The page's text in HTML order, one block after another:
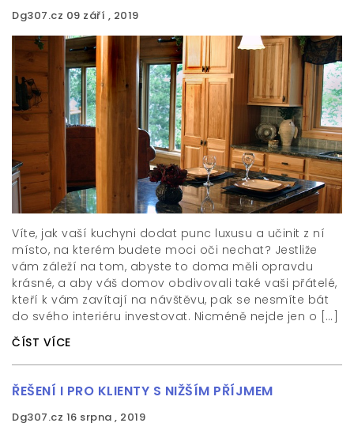
Dg307.cz 09 září , 2019
Víte, jak vaší kuchyni dodat punc luxusu a učinit z ní
místo, na kterém budete moci oči nechat? Jestliže
vám záleží na tom, abyste to doma měli opravdu
krásné, a aby váš domov obdivovali také vaši přátelé,
kteří k vám zavítají na návštěvu, pak se nesmíte bát
do svého interiéru investovat. Nicméně nejde jen o […]
ČÍST VÍCE
ŘEŠENÍ I PRO KLIENTY S NIŽŠÍM PŘÍJMEM
Dg307.cz 16 srpna , 2019